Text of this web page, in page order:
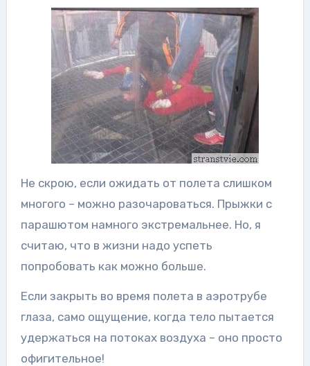
Не скрою, если ожидать от полета слишком
многого – можно разочароваться. Прыжки с
парашютом намного экстремальнее. Но, я
считаю, что в жизни надо успеть
попробовать как можно больше.
Если закрыть во время полета в аэротрубе
глаза, само ощущение, когда тело пытается
удержаться на потоках воздуха – оно просто
офигительное!